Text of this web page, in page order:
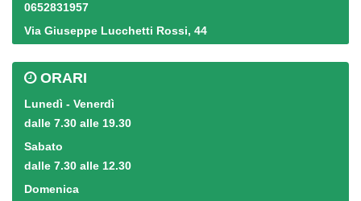
0652831957
Via Giuseppe Lucchetti Rossi, 44
ORARI
Lunedì - Venerdì
dalle 7.30 alle 19.30
Sabato
dalle 7.30 alle 12.30
Domenica